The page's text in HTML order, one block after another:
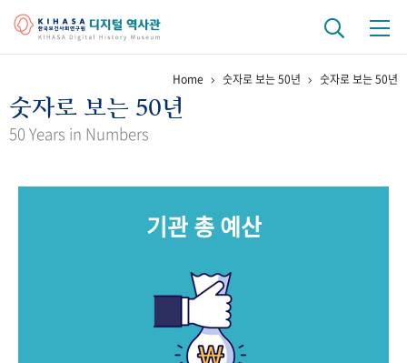
걸어온 길 기관 변천사 역대 기관장
키워드로 보는 연구 역사
문서 기록물 행정박물
Home 숫자로 보는 50년 숫자로 보는 50년
숫자로 보는 50년
50 Years in Numbers
기관 총 예산